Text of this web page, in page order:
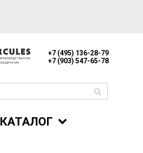
+7 (495) 136-28-79
+7 (903) 547-65-78
КАТАЛОГ